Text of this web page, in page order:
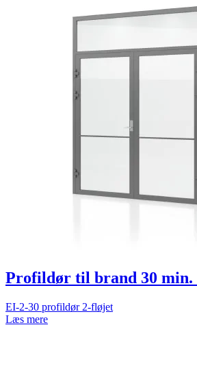
Profildør til brand 30 min.
EI-2-30 profildør 2-fløjet
Læs mere